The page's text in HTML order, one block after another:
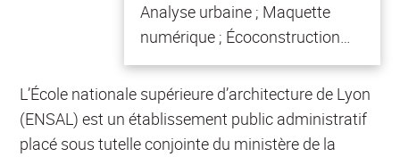
L’École nationale supérieure d’architecture de Lyon
(ENSAL) est un établissement public administratif
placé sous tutelle conjointe du ministère de la
Analyse urbaine ; Maquette
numérique ; Écoconstruction…